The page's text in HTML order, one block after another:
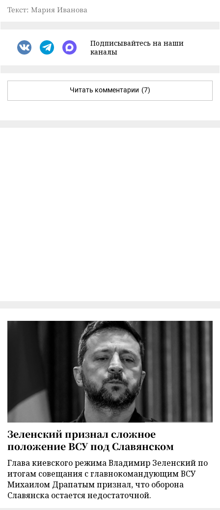
Текст: Мария Иванова
Подписывайтесь на наши
каналы
Читать комментарии (7)
Зеленский признал сложное
положение ВСУ под Славянском
Глава киевского режима Владимир Зеленский по
итогам совещания с главнокомандующим ВСУ
Михаилом Драпатым признал, что оборона
Славянска остается недостаточной.